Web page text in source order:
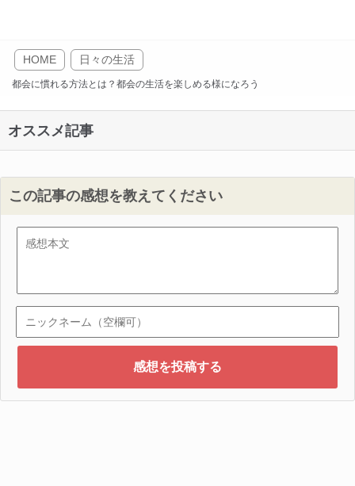
HOME 日々の生活
都会に慣れる方法とは？都会の生活を楽しめる様になろう
オススメ記事
この記事の感想を教えてください